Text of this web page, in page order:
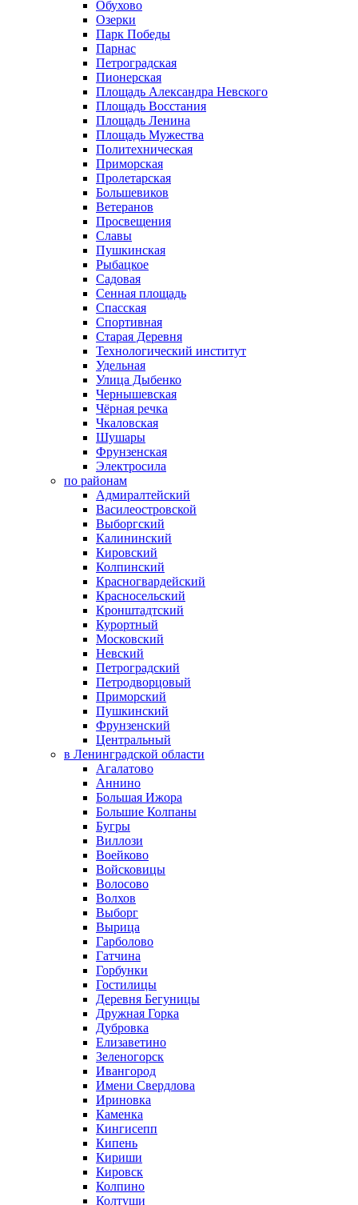
Обухово
Озерки
Парк Победы
Парнас
Петроградская
Пионерская
Площадь Александра Невского
Площадь Восстания
Площадь Ленина
Площадь Мужества
Политехническая
Приморская
Пролетарская
Большевиков
Ветеранов
Просвещения
Славы
Пушкинская
Рыбацкое
Садовая
Сенная площадь
Спасская
Спортивная
Старая Деревня
Технологический институт
Удельная
Улица Дыбенко
Чернышевская
Чёрная речка
Чкаловская
Шушары
Фрунзенская
Электросила
по районам
Адмиралтейский
Василеостровской
Выборгский
Калининский
Кировский
Колпинский
Красногвардейский
Красносельский
Кронштадтский
Курортный
Московский
Невский
Петроградский
Петродворцовый
Приморский
Пушкинский
Фрунзенский
Центральный
в Ленинградской области
Агалатово
Аннино
Большая Ижора
Большие Колпаны
Бугры
Виллози
Воейково
Войсковицы
Волосово
Волхов
Выборг
Вырица
Гарболово
Гатчина
Горбунки
Гостилицы
Деревня Бегуницы
Дружная Горка
Дубровка
Елизаветино
Зеленогорск
Ивангород
Имени Свердлова
Ириновка
Каменка
Кингисепп
Кипень
Кириши
Кировск
Колпино
Колтуши